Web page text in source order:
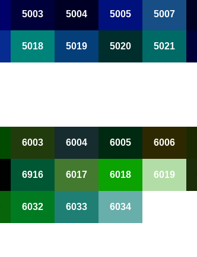
5003 5004 5005 5007
5018 5019 5020 5021
6003 6004 6005 6006
6916 6017 6018 6019
6032 6033 6034